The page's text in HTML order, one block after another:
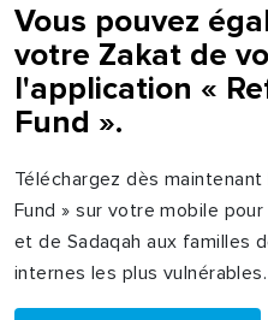
Vous pouvez
votre Zakat de
l'application «
Fund ».
Téléchargez dès
Fund » sur votre mobile
et de Sadaqah aux familles
internes les plus vulnérables.